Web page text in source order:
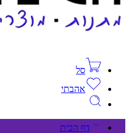
סל
אהבתי
דף הבית